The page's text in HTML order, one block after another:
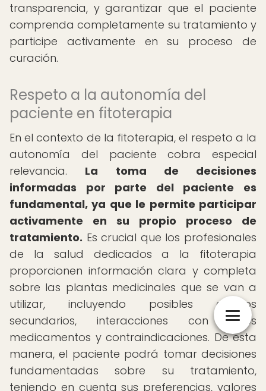
transparencia, y garantizar que el paciente
comprenda completamente su tratamiento y
participe activamente en su proceso de
curación.
Respeto a la autonomía del
paciente en fitoterapia
En el contexto de la fitoterapia, el respeto a la
autonomía del paciente cobra especial
relevancia. La toma de decisiones
informadas por parte del paciente es
fundamental, ya que le permite participar
activamente en su propio proceso de
tratamiento. Es crucial que los profesionales
de la salud dedicados a la fitoterapia
proporcionen información clara y completa
sobre las plantas medicinales que se van a
utilizar, incluyendo posibles efectos
secundarios, interacciones con otros
medicamentos y contraindicaciones. De esta
manera, el paciente podrá tomar decisiones
fundamentadas sobre su tratamiento,
teniendo en cuenta sus preferencias, valores